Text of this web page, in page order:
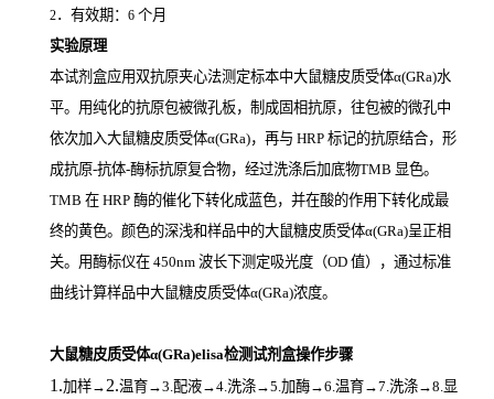
2．有效期： 6 个月
实验原理
本试剂盒应用双抗原夹心法测定标本中大鼠糖皮质受体α(GRa)水
平。用纯化的抗原包被微孔板，制成固相抗原，往包被的微孔中
依次加入大鼠糖皮质受体α(GRa)，再与 HRP 标记的抗原结合，形
成抗原-抗体-酶标抗原复合物，经过洗涤后加底物TMB 显色。
TMB 在 HRP 酶的催化下转化成蓝色，并在酸的作用下转化成最
终的黄色。颜色的深浅和样品中的大鼠糖皮质受体α(GRa)呈正相
关。用酶标仪在 450nm 波长下测定吸光度（OD 值），通过标准
曲线计算样品中大鼠糖皮质受体α(GRa)浓度。
大鼠糖皮质受体α(GRa)elisa检测试剂盒操作步骤
1.加样→ 2.温育→3.配液→4.洗涤→5.加酶→6.温育→7.洗涤→8.显